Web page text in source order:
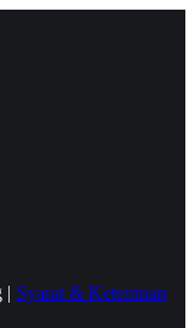
| Syarat & Ketentuan